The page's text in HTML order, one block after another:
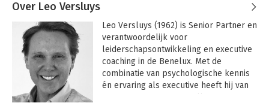
Over Leo Versluys
Leo Versluys (1962) is Senior Partner en
verantwoordelijk voor
leiderschapsontwikkeling en executive
coaching in de Benelux. Met de
combinatie van psychologische kennis
én ervaring als executive heeft hij van